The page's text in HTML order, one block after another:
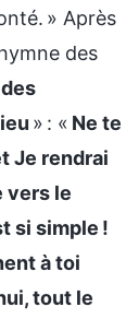
» Après
des
» : « Ne te
Je rendrai
vers le
si simple !
à toi
tout le